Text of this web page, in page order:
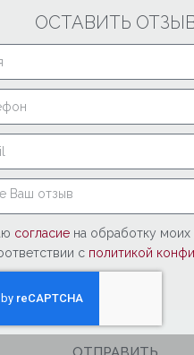
ОСТАВИТЬ
согласие на обработку моих
с политикой